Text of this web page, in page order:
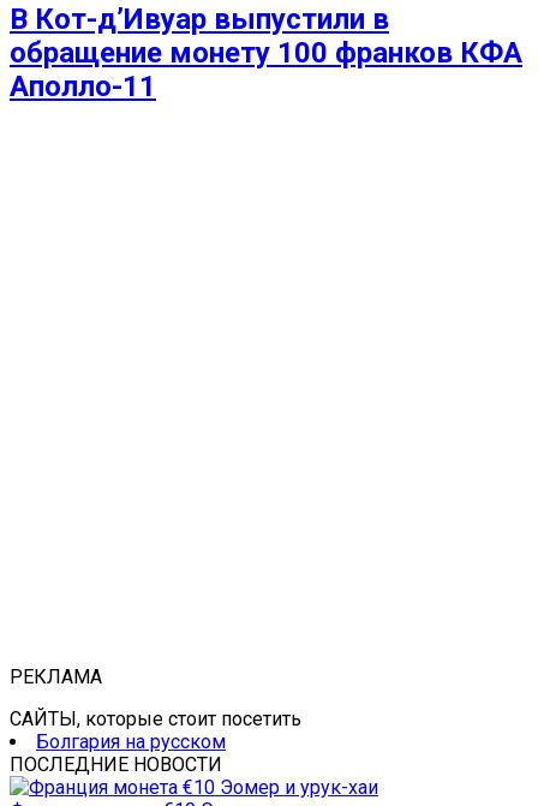
В Кот-д’Ивуар выпустили в
обращение монету 100 франков КФА
Аполло-11
РЕКЛАМА
САЙТЫ, которые стоит посетить
Болгария на русском
ПОСЛЕДНИЕ НОВОСТИ